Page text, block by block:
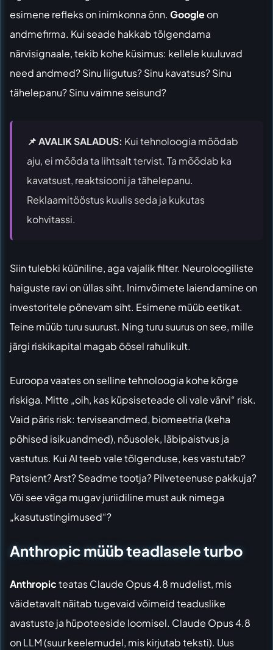
esimene refleks on inimkonna õnn. Googleon
andmefirma. Kui seade hakkab tõlgendama
närvisignaale, tekib kohe küsimus: kellele kuuluvad
need andmed? Sinu liigutus? Sinu kavatsus? Sinu
tähelepanu? Sinu vaimne seisund?
📌 AVALIK SALADUS: Kui tehnoloogia mõõdab
aju, ei mõõda ta lihtsalt tervist. Ta mõõdab ka
kavatsust, reaktsiooni ja tähelepanu.
Reklaamitööstus kuulis seda ja kukutas
kohvitassi.
Siin tulebki küüniline, aga vajalik filter. Neuroloogiliste
haiguste ravi on üllas siht. Inimvõimete laiendamine on
investoritele põnevam siht. Esimene müüb eetikat.
Teine müüb turu suurust. Ning turu suurus on see, mille
järgi riskikapital magab öösel rahulikult.
Euroopa vaates on selline tehnoloogia kohe kõrge
riskiga. Mitte „oih, kas küpsiseteade oli vale värvi“ risk.
Vaid päris risk: terviseandmed, biomeetria (keha
põhised isikuandmed), nõusolek, läbipaistvus ja
vastutus. Kui AI teeb vale tõlgenduse, kes vastutab?
Patsient? Arst? Seadme tootja? Pilveteenuse pakkuja?
Või see väga mugav juriidiline must auk nimega
„kasutustingimused“?
Anthropic müüb teadlasele turbo
Anthropicteatas Claude Opus 4.8 mudelist, mis
väidetavalt näitab tugevaid võimeid teaduslike
avastuste ja hüpoteeside loomisel. Claude Opus 4.8
on LLM (suur keelemudel, mis kirjutab teksti). Uus